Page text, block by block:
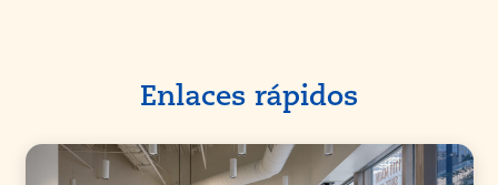
Enlaces rápidos